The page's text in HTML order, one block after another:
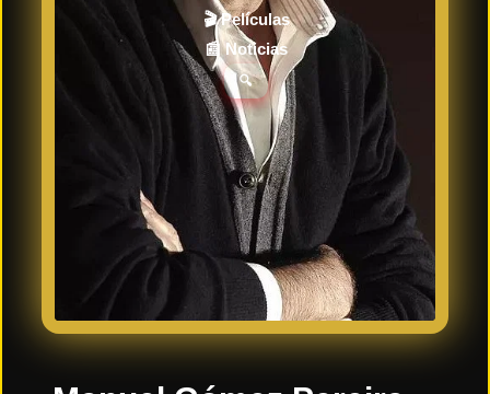
PLATAFORMAS
🎬 Películas
📰 Noticias
🔍